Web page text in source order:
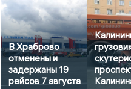
В Храброво
отменены и
задержаны 19
рейсов 7 августа